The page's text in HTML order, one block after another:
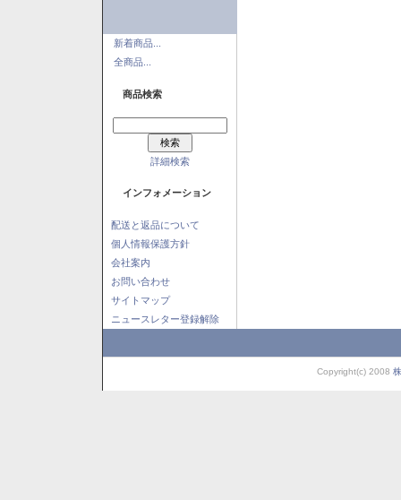
新着商品...
全商品...
商品検索
詳細検索
インフォメーション
配送と返品について
個人情報保護方針
会社案内
お問い合わせ
サイトマップ
ニュースレター登録解除
Copyright(c) 2008